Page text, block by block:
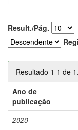
Result./Pág.
Resultado 1-1 de 1.
Ano de
publicação
2020